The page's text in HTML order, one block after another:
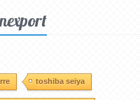
toshiba seiya